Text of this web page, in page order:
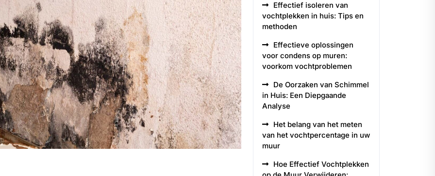
Effectief isoleren van
vochtplekken in huis: Tips en
methoden
Effectieve oplossingen
voor condens op muren:
voorkom vochtproblemen
De Oorzaken van Schimmel
in Huis: Een Diepgaande
Analyse
Het belang van het meten
van het vochtpercentage in uw
muur
Hoe Effectief Vochtplekken